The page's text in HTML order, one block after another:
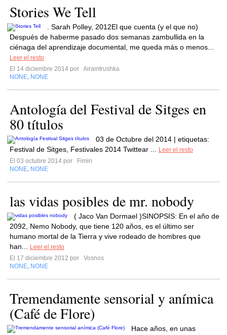
Stories We Tell
. Sarah Polley, 2012El que cuenta (y el que no)
Después de haberme pasado dos semanas zambullida en la
ciénaga del aprendizaje documental, me queda más o menos...
Leer el resto
El 14 diciembre 2014 por Airamtrushka
NONE NONE
Antología del Festival de Sitges en
80 títulos
03 de Octubre del 2014 | etiquetas:
Festival de Sitges, Festivales 2014 Twittear ...
Leer el resto
El 03 octubre 2014 por
Fimin
NONE NONE
las vidas posibles de mr. nobody
( Jaco Van Dormael )SINOPSIS: En el año de
2092, Nemo Nobody, que tiene 120 años, es el último ser
humano mortal de la Tierra y vive rodeado de hombres que
han...
Leer el resto
El 17 diciembre 2012 por
Vosnos
NONE NONE
Tremendamente sensorial y anímica
(Café de Flore)
Hace años, en unas